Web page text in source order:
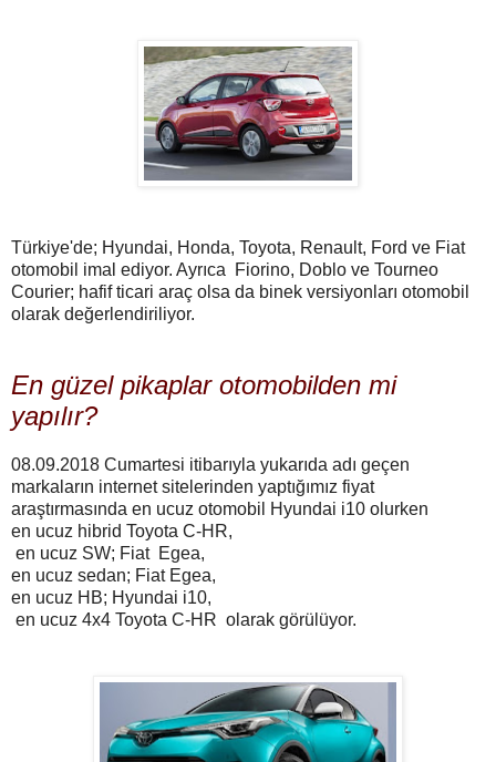
Türkiye'de; Hyundai, Honda, Toyota, Renault, Ford ve Fiat
otomobil imal ediyor. Ayrıca Fiorino, Doblo ve Tourneo
Courier; hafif ticari araç olsa da binek versiyonları otomobil
olarak değerlendiriliyor.
En güzel pikaplar otomobilden mi
yapılır?
08.09.2018 Cumartesi itibarıyla yukarıda adı geçen
markaların internet sitelerinden yaptığımız fiyat
araştırmasında en ucuz otomobil Hyundai i10 olurken
en ucuz hibrid Toyota C-HR,
en ucuz SW; Fiat Egea,
en ucuz sedan; Fiat Egea,
en ucuz HB; Hyundai i10,
en ucuz 4x4 Toyota C-HR olarak görülüyor.